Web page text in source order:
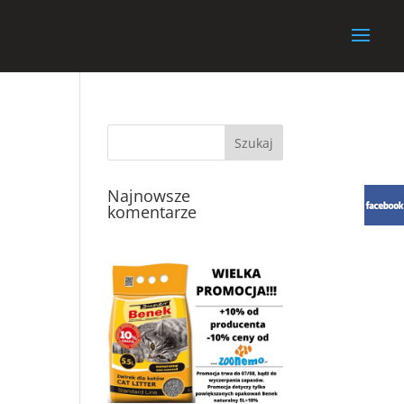
Najnowsze
komentarze